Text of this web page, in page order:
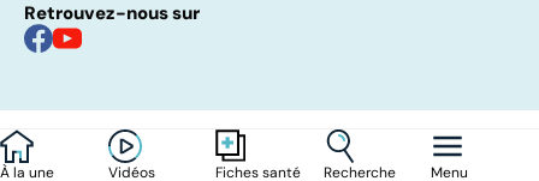
À la une Vidéos Fiches santé Recherche Menu
Retrouvez-nous sur